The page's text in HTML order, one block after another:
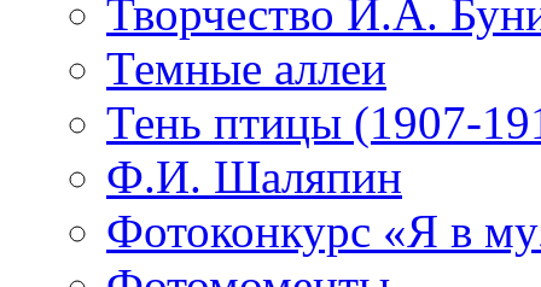
Творчество И.А.
Темные аллеи
Тень птицы (1907-
Ф.И. Шаляпин
Фотоконкурс «Я в